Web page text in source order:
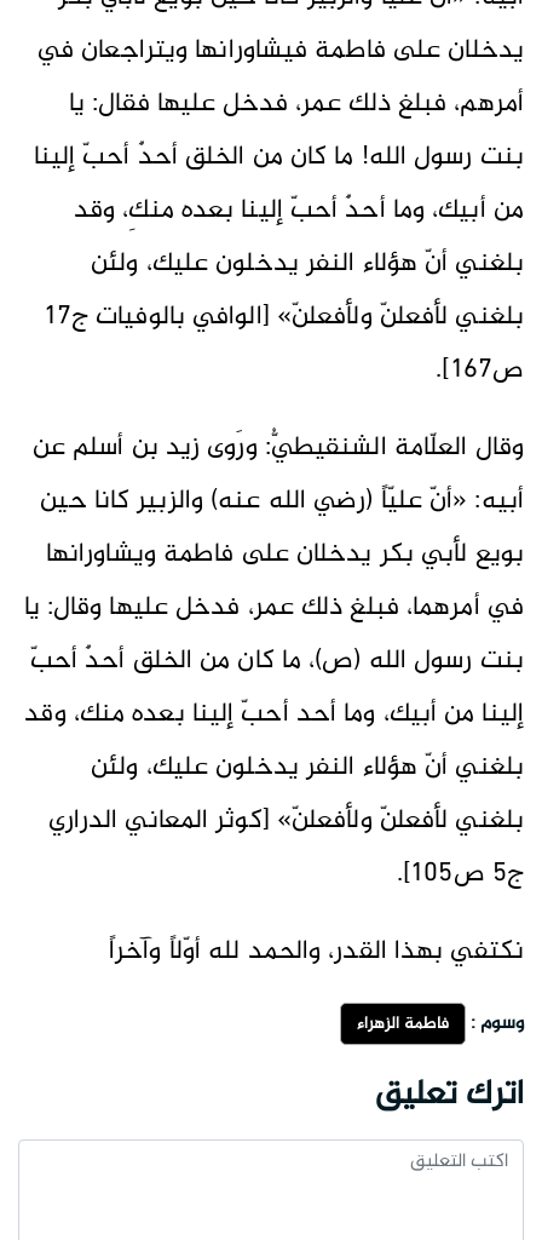
يدخلان على فاطمة فيشاورانها ويتراجعان في
أمرهم، فبلغ ذلك عمر، فدخل عليها فقال: يا
بنت رسول الله! ما كان من الخلق أحدٌ أحبّ إلينا
من أبيك، وما أحدٌ أحبّ إلينا بعده منكِ، وقد
بلغني أنّ هؤلاء النفر يدخلون عليك، ولئن
بلغني لأفعلنّ ولأفعلنّ» [الوافي بالوفيات ج17
ص167].
وقال العلّامة الشنقيطيُّ: ورَوى زيد بن أسلم عن
أبيه: «أنّ عليّاً (رضي الله عنه) والزبير كانا حين
بويع لأبي بكر يدخلان على فاطمة ويشاورانها
في أمرهما، فبلغ ذلك عمر، فدخل عليها وقال: يا
بنت رسول الله (ص)، ما كان من الخلق أحدٌ أحبّ
إلينا من أبيك، وما أحد أحبّ إلينا بعده منك، وقد
بلغني أنّ هؤلاء النفر يدخلون عليك، ولئن
بلغني لأفعلنّ ولأفعلنّ» [كوثر المعاني الدراري
ج5 ص105].
نكتفي بهذا القدر، والحمد لله أوّلاً وآخراً
وسوم : فاطمة الزهراء
اترك تعليق